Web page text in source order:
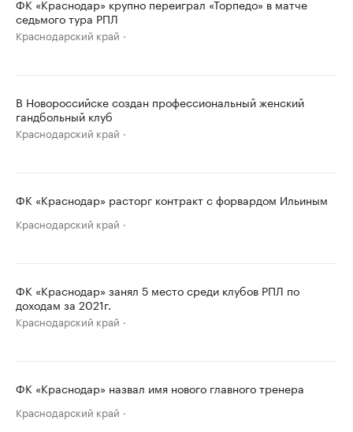
ФК «Краснодар» крупно переиграл «Торпедо» в матче
седьмого тура РПЛ
Краснодарский край
В Новороссийске создан профессиональный женский
гандбольный клуб
Краснодарский край
ФК «Краснодар» расторг контракт с форвардом Ильиным
Краснодарский край
ФК «Краснодар» занял 5 место среди клубов РПЛ по
доходам за 2021г.
Краснодарский край
ФК «Краснодар» назвал имя нового главного тренера
Краснодарский край